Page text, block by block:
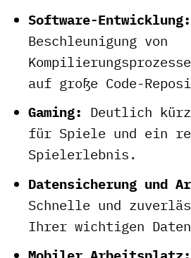
Software-Entwicklung:
Beschleunigung von
auf große Code-
Gaming: Deutlich
für Spiele und ein
Spielerlebnis.
Datensicherung und
Schnelle und
Ihrer wichtigen